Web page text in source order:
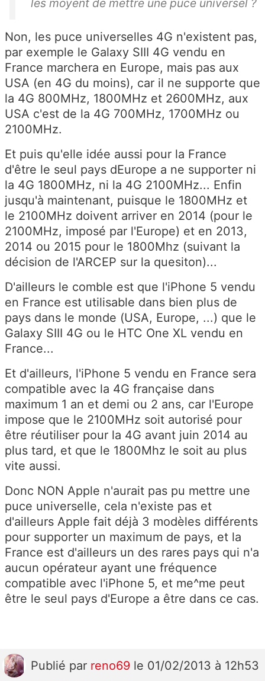
les moyent de mettre une puce universel ?
Non, les puce universelles 4G n'existent pas,
par exemple le Galaxy SIII 4G vendu en
France marchera en Europe, mais pas aux
USA (en 4G du moins), car il ne supporte que
la 4G 800MHz, 1800MHz et 2600MHz, aux
USA c'est de la 4G 700MHz, 1700MHz ou
2100MHz.
Et puis qu'elle idée aussi pour la France
d'être le seul pays dEurope a ne supporter ni
la 4G 1800MHz, ni la 4G 2100MHz... Enfin
jusqu'à maintenant, puisque le 1800MHz et
le 2100MHz doivent arriver en 2014 (pour le
2100MHz, imposé par l'Europe) et en 2013,
2014 ou 2015 pour le 1800Mhz (suivant la
décision de l'ARCEP sur la quesiton)...
D'ailleurs le comble est que l'iPhone 5 vendu
en France est utilisable dans bien plus de
pays dans le monde (USA, Europe, ...) que le
Galaxy SIII 4G ou le HTC One XL vendu en
France...
Et d'ailleurs, l'iPhone 5 vendu en France sera
compatible avec la 4G française dans
maximum 1 an et demi ou 2 ans, car l'Europe
impose que le 2100MHz soit autorisé pour
être réutiliser pour la 4G avant juin 2014 au
plus tard, et que le 1800Mhz le soit au plus
vite aussi.
Donc NON Apple n'aurait pas pu mettre une
puce universelle, cela n'existe pas et
d'ailleurs Apple fait déjà 3 modèles différents
pour supporter un maximum de pays, et la
France est d'ailleurs un des rares pays qui n'a
aucun opérateur ayant une fréquence
compatible avec l'iPhone 5, et me^me peut
être le seul pays d'Europe a être dans ce cas.
Publié par reno69 le 01/02/2013 à 12h53